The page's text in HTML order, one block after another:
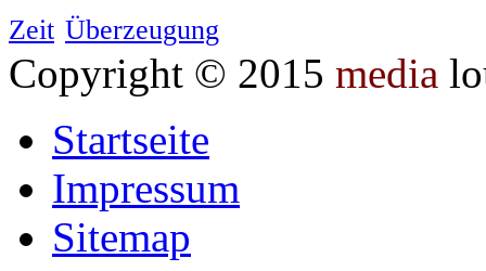
Zeit Überzeugung
Copyright © 2015 media
Startseite
Impressum
Sitemap